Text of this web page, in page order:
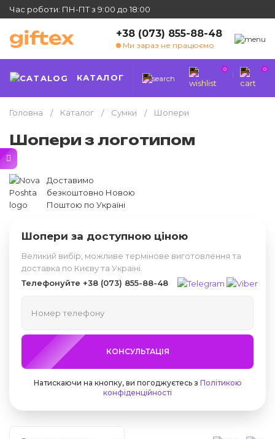
Час роботи: ПН-ПТ з 9:00 до 18:00
+38 (073) 855-88-48
Ми зараз не працюємо
КАТАЛОГ
0 0
Головна Каталог Сумки Шопери
Шопери з логотипом
Доставимо
безкоштовно Новою
Поштою по Україні
Шопери за доступною ціною
Великий вибір, можливе термінове виготовлення та
доставка по Києву та Україні.
Телефонуйте +38 (073) 855-88-48
КОНСУЛЬТАЦІЯ
Натискаючи на кнопку, ви погоджуєтесь з Політикою
конфіденційності